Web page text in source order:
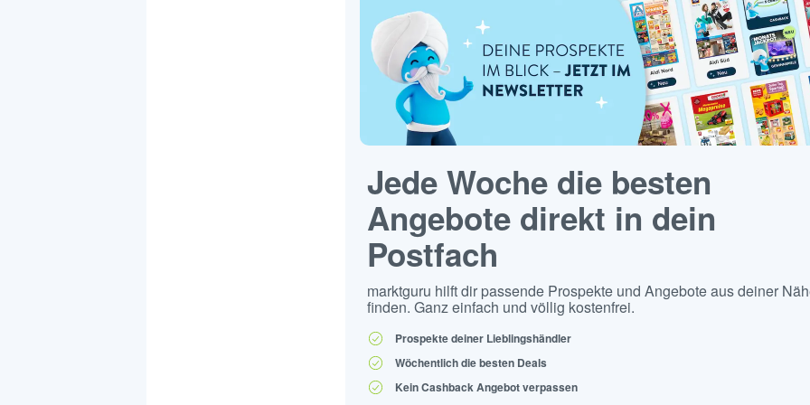
Jede Woche die besten
Angebote direkt in dein
Postfach
marktguru hilft dir passende Prospekte und Angebote aus deiner
finden. Ganz einfach und völlig kostenfrei.
Prospekte deiner Lieblingshändler
Wöchentlich die besten Deals
Kein Cashback Angebot verpassen